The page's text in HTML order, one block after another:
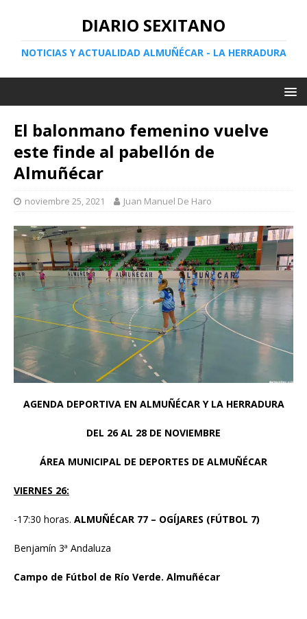
DIARIO SEXITANO
NOTICIAS Y ACTUALIDAD ALMUÑÉCAR - LA HERRADURA
El balonmano femenino vuelve
este finde al pabellón de
Almuñécar
noviembre 25, 2021 Juan Manuel De Haro
AGENDA DEPORTIVA EN ALMUÑÉCAR Y LA HERRADURA
DEL 26 AL 28 DE NOVIEMBRE
ÁREA MUNICIPAL DE DEPORTES DE ALMUÑÉCAR
VIERNES 26:
-17:30 horas. ALMUÑÉCAR 77 – OGÍJARES (FÚTBOL 7)
Benjamín 3ª Andaluza
Campo de Fútbol de Río Verde. Almuñécar